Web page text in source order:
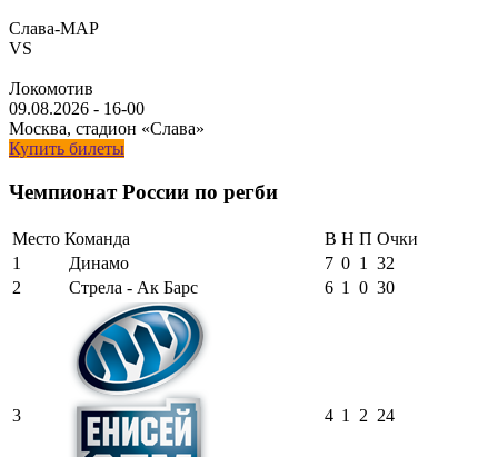
Слава-МАР
VS
Локомотив
09.08.2026 - 16-00
Москва, стадион «Слава»
Купить билеты
Чемпионат России по регби
Место Команда В Н П Очки
1
Динамо 7 0 1
32
2
Стрела - Ак Барс 6 1 0 30
3 4 1 2 24